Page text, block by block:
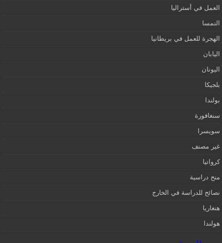
العمل في أستراليا
النمسا
الهجرة للعمل في بريطانيا
اليابان
اليونان
بلجيكا
بولندا
سنغافورة
سويسرا
غير مصنف
كرواتيا
منح دراسية
نصائح للدراسة في الخارج
هنغاريا
هولندا